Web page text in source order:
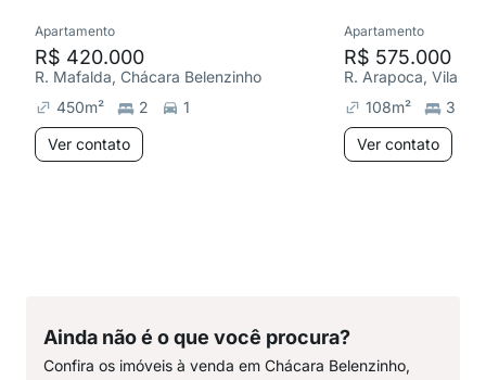
Apartamento
R$ 420.000
R. Mafalda, Chácara Belenzinho
450m² 2
1
Ver contato
Apartamento
R$ 575.000
R. Arapoca, Vila
108m²
3
Ver contato
Ainda não é o que você procura?
Confira os imóveis à venda em Chácara Belenzinho,